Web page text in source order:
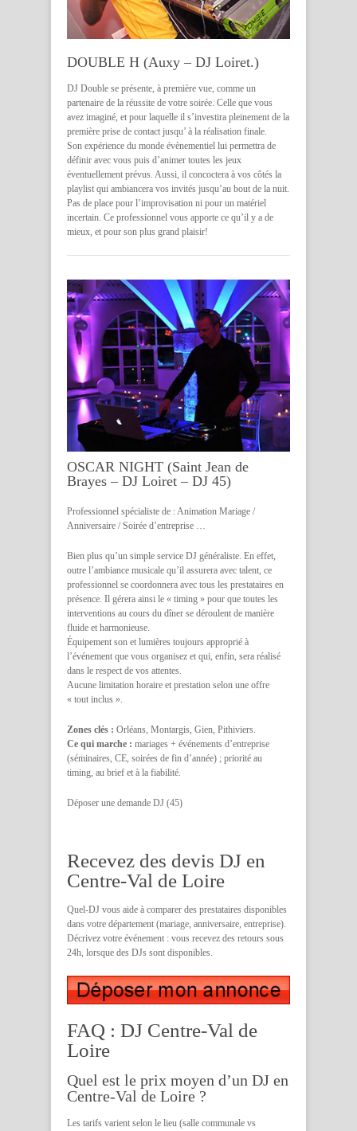
DOUBLE H (Auxy – DJ Loiret.)
DJ Double se présente, à première vue, comme un
partenaire de la réussite de votre soirée. Celle que vous
avez imaginé, et pour laquelle il s’investira pleinement de la
première prise de contact jusqu’ à la réalisation finale.
Son expérience du monde évènementiel lui permettra de
définir avec vous puis d’animer toutes les jeux
éventuellement prévus. Aussi, il concoctera à vos côtés la
playlist qui ambiancera vos invités jusqu’au bout de la nuit.
Pas de place pour l’improvisation ni pour un matériel
incertain. Ce professionnel vous apporte ce qu’il y a de
mieux, et pour son plus grand plaisir!
OSCAR NIGHT (Saint Jean de
Brayes – DJ Loiret – DJ 45)
Professionnel spécialiste de : Animation Mariage /
Anniversaire / Soirée d’entreprise …
Bien plus qu’un simple service DJ généraliste. En effet,
outre l’ambiance musicale qu’il assurera avec talent, ce
professionnel se coordonnera avec tous les prestataires en
présence. Il gérera ainsi le « timing » pour que toutes les
interventions au cours du dîner se déroulent de manière
fluide et harmonieuse.
Équipement son et lumières toujours approprié à
l’événement que vous organisez et qui, enfin, sera réalisé
dans le respect de vos attentes.
Aucune limitation horaire et prestation selon une offre
« tout inclus ».
Zones clés : Orléans, Montargis, Gien, Pithiviers.
Ce qui marche : mariages + événements d’entreprise
(séminaires, CE, soirées de fin d’année) ; priorité au
timing, au brief et à la fiabilité.
Déposer une demande DJ (45)
Recevez des devis DJ en
Centre-Val de Loire
Quel-DJ vous aide à comparer des prestataires disponibles
dans votre département (mariage, anniversaire, entreprise).
Décrivez votre événement : vous recevez des retours sous
24h, lorsque des DJs sont disponibles.
FAQ : DJ Centre-Val de
Loire
Quel est le prix moyen d’un DJ en
Centre-Val de Loire ?
Les tarifs varient selon le lieu (salle communale vs